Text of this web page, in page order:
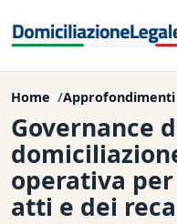
Home Approfondimenti
Governance
operativa
atti e dei